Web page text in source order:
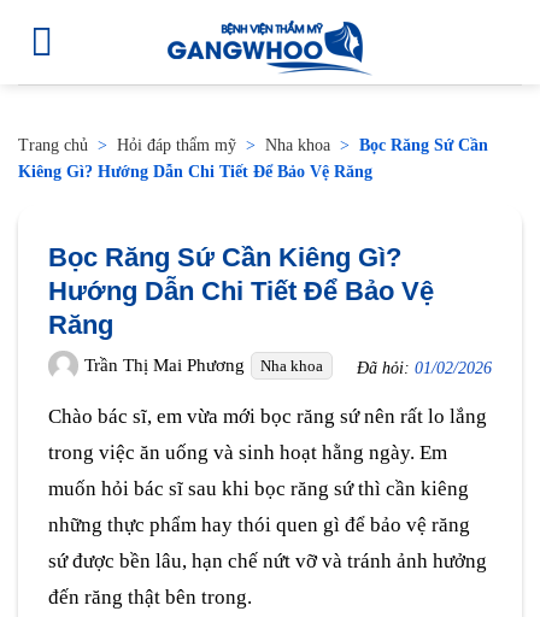
Trang chủ > Hỏi đáp thẩm mỹ > Nha khoa > Bọc Răng Sứ Cần
Kiêng Gì? Hướng Dẫn Chi Tiết Để Bảo Vệ Răng
Bọc Răng Sứ Cần Kiêng Gì?
Hướng Dẫn Chi Tiết Để Bảo Vệ
Răng
Trần Thị Mai Phương Nha khoa Đã hỏi: 01/02/2026
Chào bác sĩ, em vừa mới bọc răng sứ nên rất lo lắng
trong việc ăn uống và sinh hoạt hằng ngày. Em
muốn hỏi bác sĩ sau khi bọc răng sứ thì cần kiêng
những thực phẩm hay thói quen gì để bảo vệ răng
sứ được bền lâu, hạn chế nứt vỡ và tránh ảnh hưởng
đến răng thật bên trong.